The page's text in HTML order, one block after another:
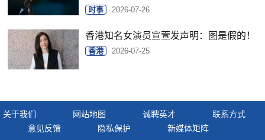
时事 2026-07-26
香港知名女演员宣萱发声明：图是假的！
香港 2026-07-25
关于我们 网站地图 诚聘英才
联系方式
意见反馈
隐私保护 新媒体矩阵